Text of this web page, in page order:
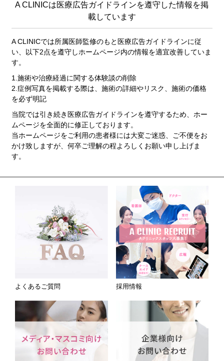
A CLINICは医療広告ガイドラインを遵守した情報を掲
載しています
A CLINICでは所属医師監修のもと医療広告ガイドラインに従
い、以下2点を遵守しホームページ内の情報を適宜改善していま
す。
1.施術や治療経過に関する体験談の削除
2.症例写真を掲載する際は、施術の詳細やリスク、施術の価格
を必ず明記
当院では引き続き医療広告ガイドラインを遵守するため、ホー
ムページを全面的に修正しております。
当ホームページをご利用の患者様には大変ご迷惑、ご不便をお
かけ致しますが、何卒ご理解の程よろしくお願い申し上げま
す。
よくあるご質問 採用情報